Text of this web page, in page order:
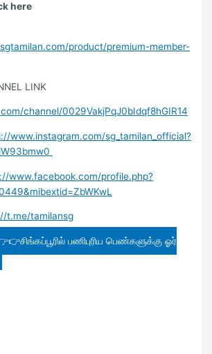
here
product/premium-member-
LINK
channel/0029VakjPqJ0bIdqf8hGIR14
www.instagram.com/sg_tamilan_official?
www.facebook.com/profile.php?
t.me/tamilansg
பணிபுரிய பெண்களுக்கு ஓர்